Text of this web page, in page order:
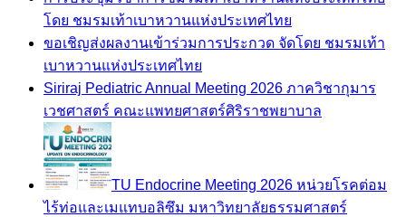
โดย ชมรมเท้าเบาหวานแห่งประเทศไทย
ขอเชิญส่งผลงานเข้าร่วมการประกวด จัดโดย ชมรมเท้า
เบาหวานแห่งประเทศไทย
Siriraj Pediatric Annual Meeting 2026 ภาควิชากุมาร
เวชศาสตร์ คณะแพทยศาสตร์ศิริราชพยาบาล
TU Endocrine Meeting 2026 หน่วยโรคต่อม
ไร้ท่อและเมแทบอลิซึม มหาวิทยาลัยธรรมศาสตร์